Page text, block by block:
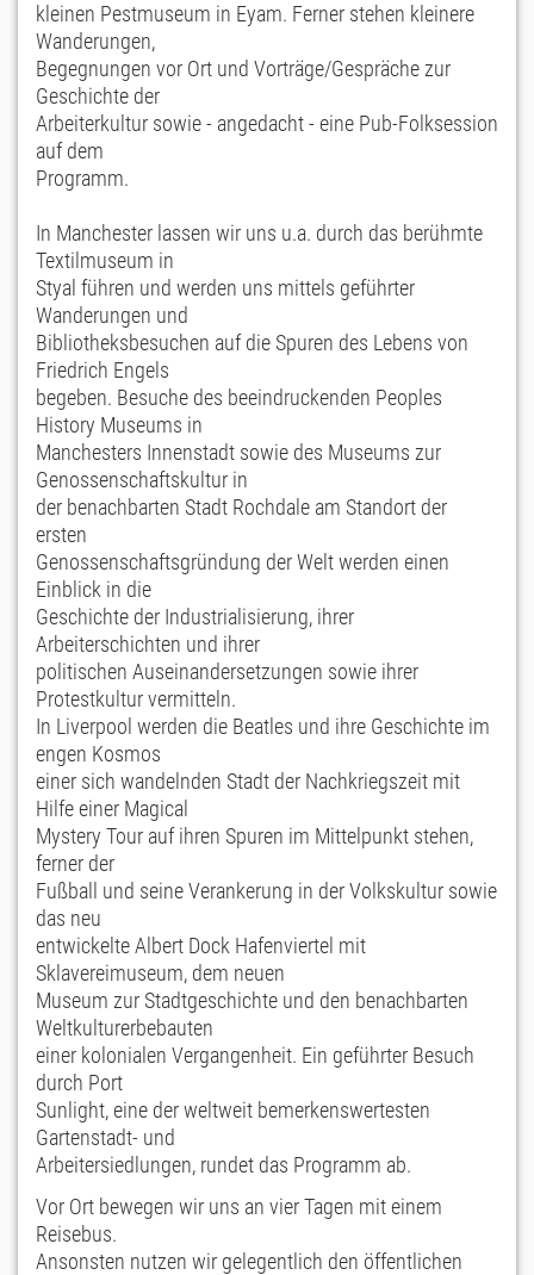
kleinen Pestmuseum in Eyam. Ferner stehen kleinere
Wanderungen,
Begegnungen vor Ort und Vorträge/Gespräche zur
Geschichte der
Arbeiterkultur sowie - angedacht - eine Pub-Folksession
auf dem
Programm.
In Manchester lassen wir uns u.a. durch das berühmte
Textilmuseum in
Styal führen und werden uns mittels geführter
Wanderungen und
Bibliotheksbesuchen auf die Spuren des Lebens von
Friedrich Engels
begeben. Besuche des beeindruckenden Peoples
History Museums in
Manchesters Innenstadt sowie des Museums zur
Genossenschaftskultur in
der benachbarten Stadt Rochdale am Standort der
ersten
Genossenschaftsgründung der Welt werden einen
Einblick in die
Geschichte der Industrialisierung, ihrer
Arbeiterschichten und ihrer
politischen Auseinandersetzungen sowie ihrer
Protestkultur vermitteln.
In Liverpool werden die Beatles und ihre Geschichte im
engen Kosmos
einer sich wandelnden Stadt der Nachkriegszeit mit
Hilfe einer Magical
Mystery Tour auf ihren Spuren im Mittelpunkt stehen,
ferner der
Fußball und seine Verankerung in der Volkskultur sowie
das neu
entwickelte Albert Dock Hafenviertel mit
Sklavereimuseum, dem neuen
Museum zur Stadtgeschichte und den benachbarten
Weltkulturerbebauten
einer kolonialen Vergangenheit. Ein geführter Besuch
durch Port
Sunlight, eine der weltweit bemerkenswertesten
Gartenstadt- und
Arbeitersiedlungen, rundet das Programm ab.
Vor Ort bewegen wir uns an vier Tagen mit einem
Reisebus.
Ansonsten nutzen wir gelegentlich den öffentlichen